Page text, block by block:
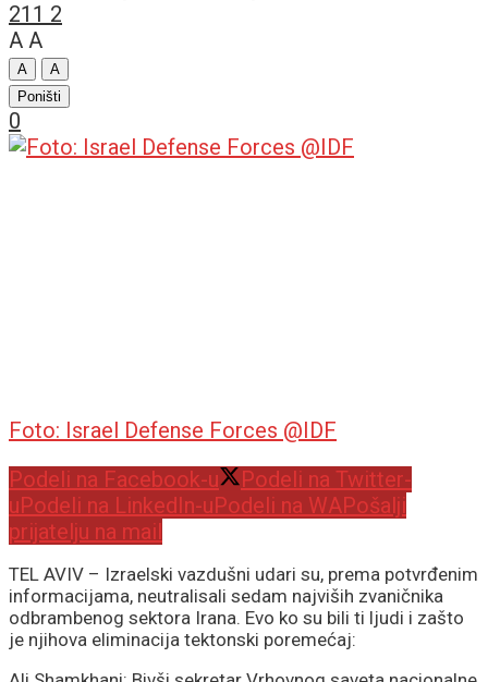
211 2
A A
A
A
Poništi
0
Foto: Israel Defense Forces @IDF
Podeli na Facebook-u
Podeli na Twitter-
uPodeli na LinkedIn-uPodeli na WAPošalji
prijatelju na mail
TEL AVIV – Izraelski vazdušni udari su, prema potvrđenim
informacijama, neutralisali sedam najviših zvaničnika
odbrambenog sektora Irana. Evo ko su bili ti ljudi i zašto
je njihova eliminacija tektonski poremećaj: